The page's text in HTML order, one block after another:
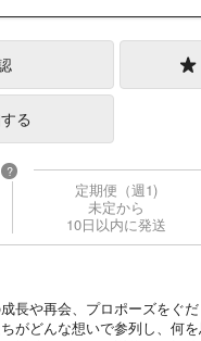
る
?
定期便（週1)
未定から
10日以内に発送
長や再会、プロポーズをぐ
がどんな想いで参列し、何